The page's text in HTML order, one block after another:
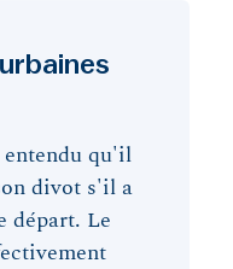
entendu qu'il
divot s'il a
départ. Le